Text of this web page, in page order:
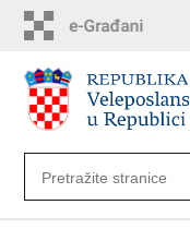
sadržaj